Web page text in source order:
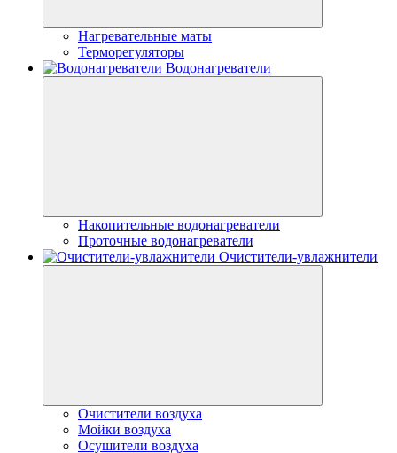
Нагревательные маты
Терморегуляторы
Водонагреватели
Накопительные водонагреватели
Проточные водонагреватели
Очистители-увлажнители
Очистители воздуха
Мойки воздуха
Осушители воздуха